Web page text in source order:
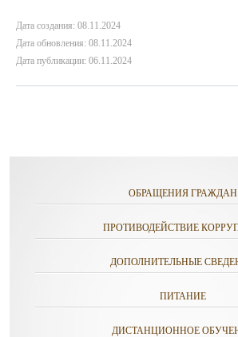
Дата создания: 08.11.2024
Дата обновления: 08.11.2024
Дата публикации: 06.11.2024
ОБРАЩЕНИЯ ГРАЖДАН
ПРОТИВОДЕЙСТВИЕ
ДОПОЛНИТЕЛЬНЫЕ
ПИТАНИЕ
ДИСТАНЦИОННОЕ